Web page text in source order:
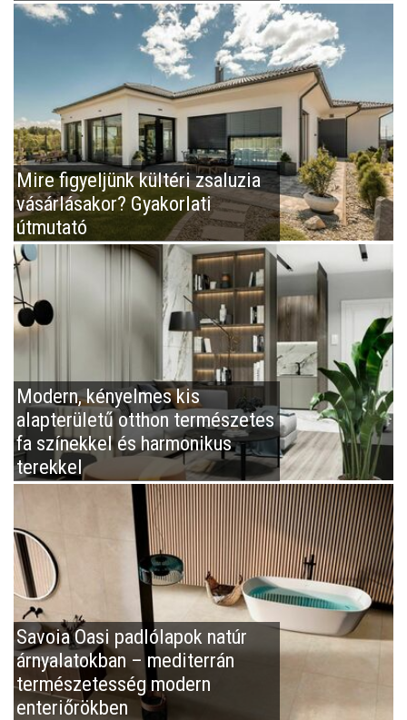
Mire figyeljünk kültéri zsaluzia
vásárlásakor? Gyakorlati
útmutató
Modern, kényelmes kis
alapterületű otthon természetes
fa színekkel és harmonikus
terekkel
Savoia Oasi padlólapok natúr
árnyalatokban – mediterrán
természetesség modern
enteriőrökben